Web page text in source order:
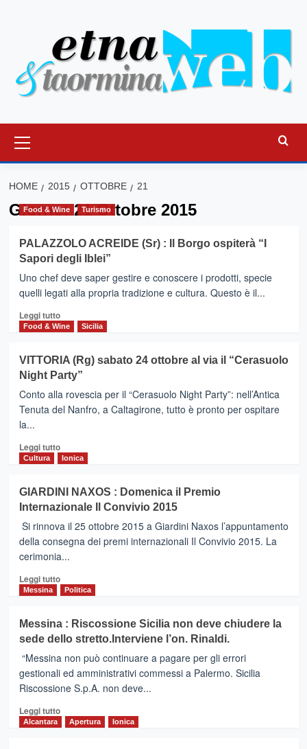
principale
HOME 2015 OTTOBRE 21
Giorno:21 Ottobre 2015
Food & Wine Turismo
PALAZZOLO ACREIDE (Sr) : Il Borgo ospiterà “I
Sapori degli Iblei”
Uno chef deve saper gestire e conoscere i prodotti, specie
quelli legati alla propria tradizione e cultura. Questo è il...
Leggi tuttoLeggi
di
PALAZZOLO
ACREIDE
(Sr)
Il
ospiterà
“I
Iblei”
Food & Wine Sicilia
VITTORIA (Rg) sabato 24 ottobre al via il “Cerasuolo
Night Party”
Conto alla rovescia per il “Cerasuolo Night Party”: nell’Antica
Tenuta del Nanfro, a Caltagirone, tutto è pronto per ospitare
la...
Leggi tuttoLeggi
di
VITTORIA
(Rg)
sabato
ottobre
al
via
il
Party”
Cultura Ionica
GIARDINI NAXOS : Domenica il Premio
Internazionale Il Convivio 2015
Si rinnova il 25 ottobre 2015 a Giardini Naxos l’appuntamento
della consegna dei premi internazionali Il Convivio 2015. La
cerimonia...
Leggi tuttoLeggi
di
GIARDINI
NAXOS
:
Domenica
il
Premio
Internazionale
Il
Messina Politica
Messina : Riscossione Sicilia non deve chiudere la
sede dello stretto.Interviene l’on. Rinaldi.
“Messina non può continuare a pagare per gli errori
gestionali ed amministrativi commessi a Palermo. Sicilia
Riscossione S.p.A. non deve...
Leggi tuttoLeggi
Alcantara Apertura Ionica